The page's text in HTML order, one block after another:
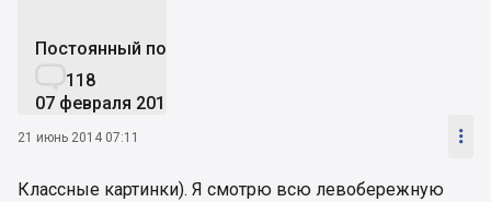
Постоянный пользователь
118
07 февраля 2014
21 июнь 2014 07:11 
Классные картинки). Я смотрю всю левобережную